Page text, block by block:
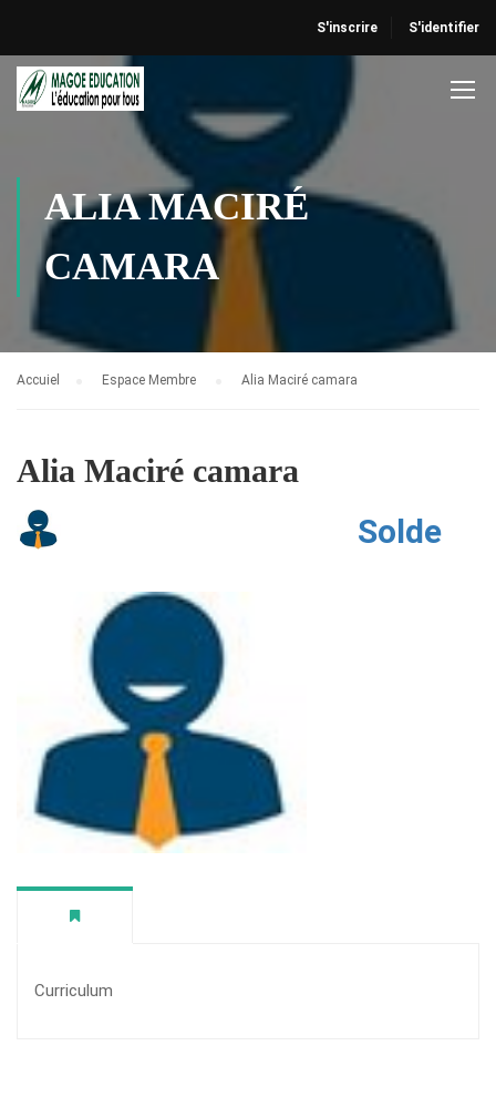
S'inscrire S'identifier
ALIA MACIRÉ
CAMARA
Accuiel Espace Membre Alia Maciré camara
Alia Maciré camara
Solde
Curriculum